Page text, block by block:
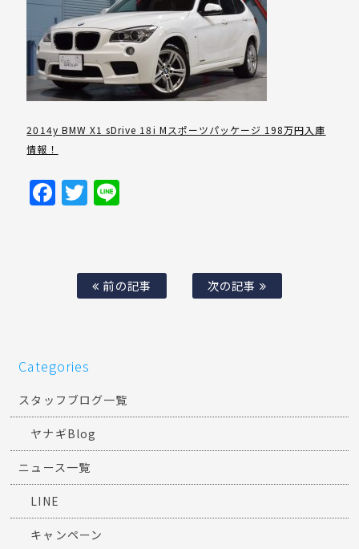
2014y BMW X1 sDrive 18i Mスポーツパッケージ 198万円入庫
情報！
Facebook
Twitter
前の記事 次の記事
Categories
スタッフブログ一覧
ヤナギBlog
ニュース一覧
LINE
キャンペーン